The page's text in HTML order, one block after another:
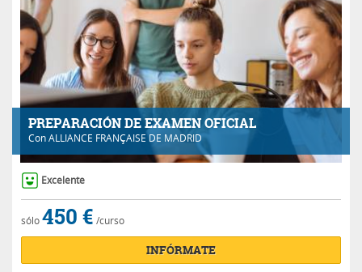
PREPARACIÓN DE EXAMEN OFICIAL
ConALLIANCE FRANÇAISE DE MADRID
Excelente
sólo450 € /curso
INFÓRMATE